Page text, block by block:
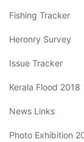
Fishing Tracker
Heronry Survey
Issue Tracker
Kerala Flood 2018
News Links
Photo Exhibition